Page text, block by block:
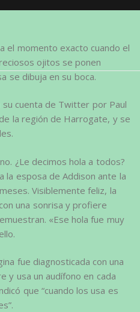
el momento exacto cuando el
ojitos se ponen
se dibuja en su boca.
su cuenta de Twitter por Paul
la región de Harrogate, y se
¿Le decimos hola a todos?
la esposa de Addison ante la
Visiblemente feliz, la
una sonrisa y profiere
«Ese hola fue muy
fue diagnosticada con una
y usa un audífono en cada
que “cuando los usa es